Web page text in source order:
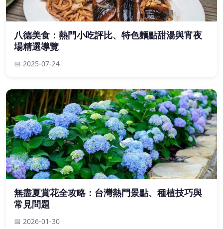
八德美食：熱門小吃評比、特色麵點甜湯與宵夜
場精選導覽
📅 2025-07-24
無盡夏賞花全攻略：台灣熱門景點、種植技巧與
常見問題
📅 2026-01-30